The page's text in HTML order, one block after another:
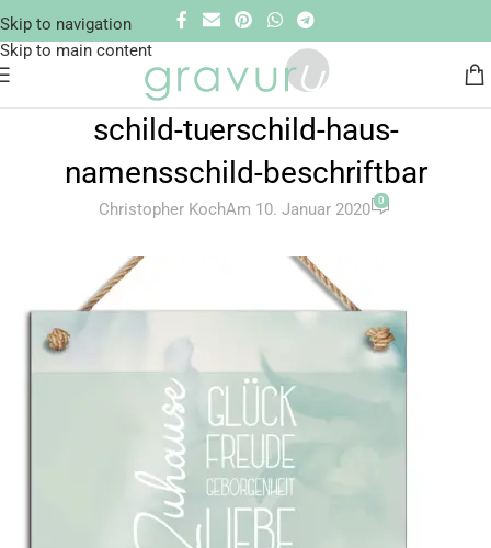
Skip to navigation
Skip to main content
schild-tuerschild-haus-
namensschild-beschriftbar
Christopher KochAm 10. Januar 2020 0